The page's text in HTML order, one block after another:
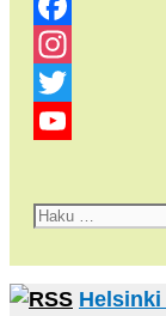
Facebook
Instagram
Twitter
Haku: